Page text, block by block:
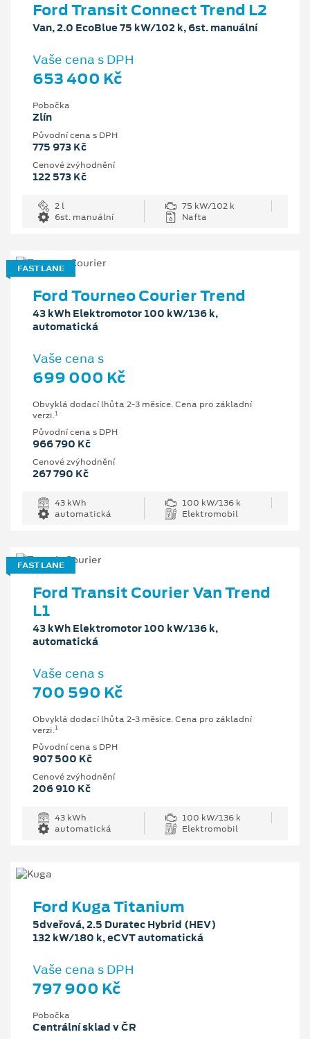
Ford Transit Connect Trend L2
Van, 2.0 EcoBlue 75 kW/102 k, 6st. manuální
Vaše cena s DPH
653 400 Kč
Pobočka
Zlín
Původní cena s DPH
775 973 Kč
Cenové zvýhodnění
122 573 Kč
2 l
75 kW/102 k
6st. manuální
Nafta
FAST LANE
Ford Tourneo Courier Trend
43 kWh Elektromotor 100 kW/136 k,
automatická
Vaše cena s
699 000 Kč
Obvyklá dodací lhůta 2-3 měsíce. Cena pro základní
verzi.1
Původní cena s DPH
966 790 Kč
Cenové zvýhodnění
267 790 Kč
43 kWh
100 kW/136 k
automatická
Elektromobil
FAST LANE
Ford Transit Courier Van Trend
L1
43 kWh Elektromotor 100 kW/136 k,
automatická
Vaše cena s
700 590 Kč
Obvyklá dodací lhůta 2-3 měsíce. Cena pro základní
verzi.1
Původní cena s DPH
907 500 Kč
Cenové zvýhodnění
206 910 Kč
43 kWh
100 kW/136 k
automatická
Elektromobil
Ford Kuga Titanium
5dveřová, 2.5 Duratec Hybrid (HEV)
132 kW/180 k, eCVT automatická
Vaše cena s DPH
797 900 Kč
Pobočka
Centrální sklad v ČR